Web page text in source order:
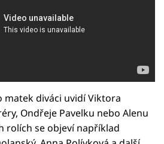
diváci uvidí Viktora
Ondřeje Pavelku nebo Alenu
rolích se objeví například